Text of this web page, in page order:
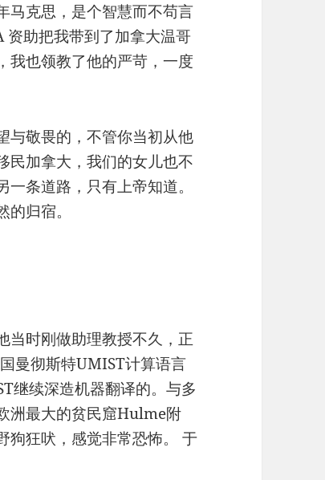
马克思，是个智慧而不苟言
资助把我带到了加拿大温哥
我也领教了他的严苛，一度
与敬畏的，不管你当初从他
民加拿大，我们的女儿也不
条道路，只有上帝知道。
归宿。
当时刚做助理教授不久，正
曼彻斯特UMIST计算语言
继续深造机器翻译的。与多
洲最大的贫民窟Hulme附
狗狂吠，感觉非常恐怖。 于